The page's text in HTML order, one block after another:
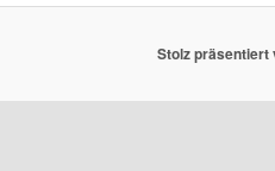
Stolz präsentiert